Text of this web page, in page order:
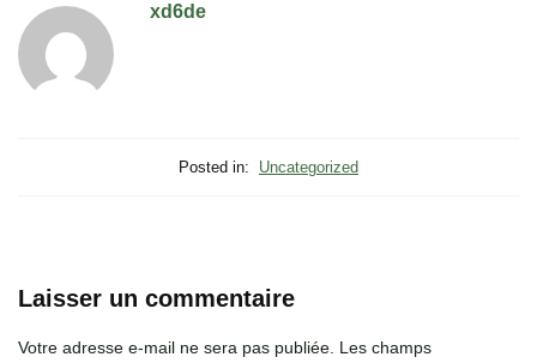
xd6de
Posted in: Uncategorized
Laisser un commentaire
Votre adresse e-mail ne sera pas publiée. Les champs